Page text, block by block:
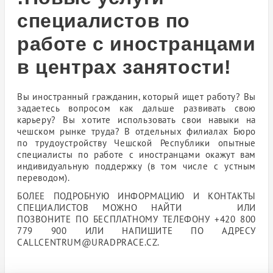
специалистов по
работе с иностранцами
в центрах занятости!
Вы иностранный гражданин, который ищет работу? Вы
задаетесь вопросом как дальше развивать свою
карьеру? Вы хотите использовать свои навыки на
чешском рынке труда? В отдельных филиалах Бюро
по трудоустройству Чешской Республики опытные
специалисты по работе с иностранцами окажут вам
индивидуальную поддержку (в том числе с устным
переводом).
БОЛЕЕ ПОДРОБНУЮ ИНФОРМАЦИЮ И КОНТАКТЫ
СПЕЦИАЛИСТОВ МОЖНО НАЙТИ
ИЛИ
ПОЗВОНИТЕ ПО БЕСПЛАТНОМУ ТЕЛЕФОНУ +420 800
779 900 ИЛИ НАПИШИТЕ ПО АДРЕСУ
CALLCENTRUM@URADPRACE.CZ.